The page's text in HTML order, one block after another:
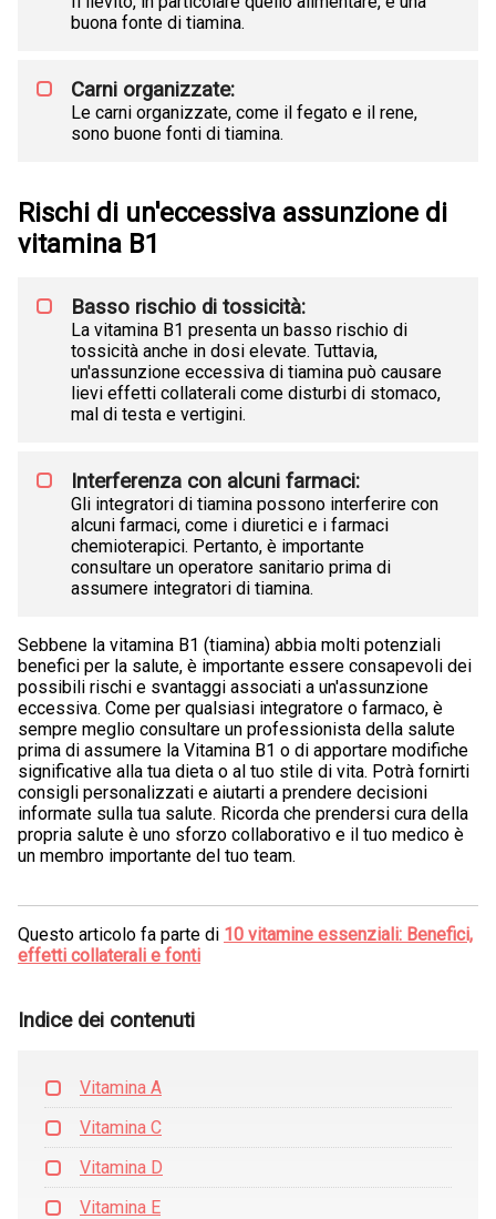
buona fonte di tiamina.
Carni organizzate:
Le carni organizzate, come il fegato e il rene,
sono buone fonti di tiamina.
Rischi di un'eccessiva assunzione di
vitamina B1
Basso rischio di tossicità:
La vitamina B1 presenta un basso rischio di
tossicità anche in dosi elevate. Tuttavia,
un'assunzione eccessiva di tiamina può causare
lievi effetti collaterali come disturbi di stomaco,
mal di testa e vertigini.
Interferenza con alcuni farmaci:
Gli integratori di tiamina possono interferire con
alcuni farmaci, come i diuretici e i farmaci
chemioterapici. Pertanto, è importante
consultare un operatore sanitario prima di
assumere integratori di tiamina.
Sebbene la vitamina B1 (tiamina) abbia molti potenziali
benefici per la salute, è importante essere consapevoli dei
possibili rischi e svantaggi associati a un'assunzione
eccessiva. Come per qualsiasi integratore o farmaco, è
sempre meglio consultare un professionista della salute
prima di assumere la Vitamina B1 o di apportare modifiche
significative alla tua dieta o al tuo stile di vita. Potrà fornirti
consigli personalizzati e aiutarti a prendere decisioni
informate sulla tua salute. Ricorda che prendersi cura della
propria salute è uno sforzo collaborativo e il tuo medico è
un membro importante del tuo team.
Questo articolo fa parte di 10 vitamine essenziali: Benefici,
effetti collaterali e fonti
Indice dei contenuti
Vitamina A
Vitamina C
Vitamina D
Vitamina E